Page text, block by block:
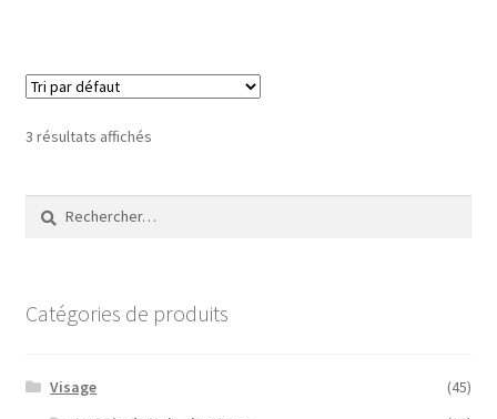
3 résultats affichés
Rechercher :
Catégories de produits
Visage
(45)